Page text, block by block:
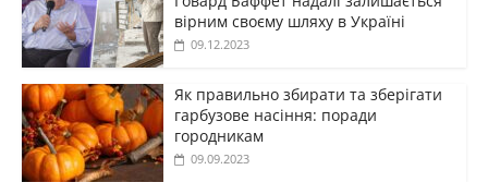
вірним своєму шляху в Україні
09.12.2023
Як правильно збирати та зберігати
гарбузове насіння: поради
городникам
09.09.2023